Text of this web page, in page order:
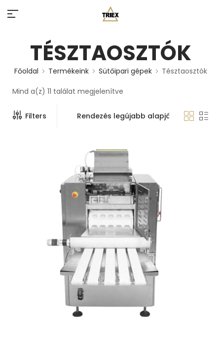
TÉSZTAOSZTÓK
Főoldal Termékeink Sütőipari gépek Tésztaosztók
Mind a(z) 11 találat megjelenítve
Filters